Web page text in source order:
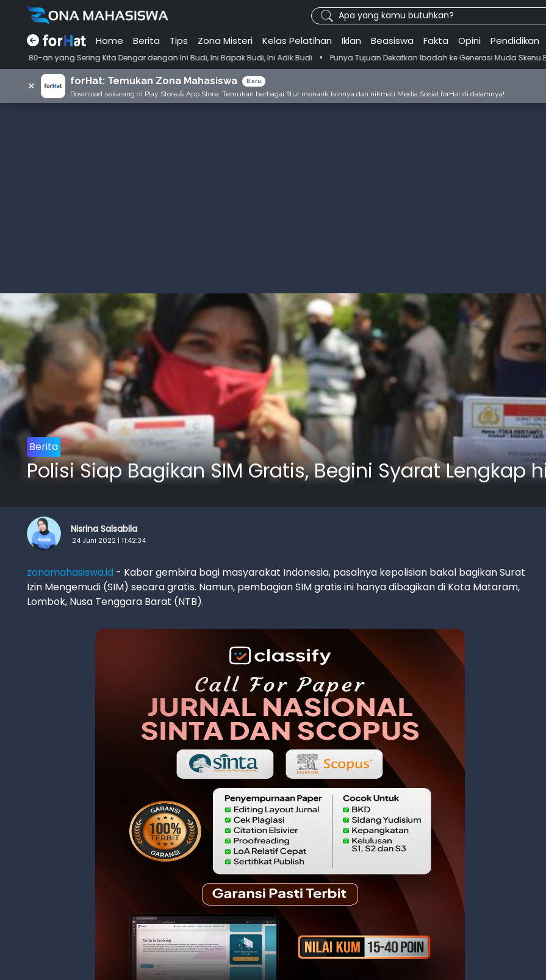
Apa yang kamu butuhkan?
Home Berita Tips Zona Misteri Kelas Pelatihan Iklan Beasiswa Fakta Opini Pendidikan
Kita Dengar dengan Ini Budi, Ini Bapak Budi, Ini Adik Budi • Punya Tujuan Dekatkan Ibadah ke Generasi Muda Skenu Bikin Panduan
× forHat: Temukan Zona Mahasiswa Baru
Download sekarang di Play Store & App Store. Temukan berbagai fitur menarik lainnya dan nikmati Media Sosial forHat di dalamnya!
Berita
Polisi Siap Bagikan SIM Gratis, Begini Syarat Lengkap
Nisrina Salsabila
24 Juni 2022 | 11:42:34
zonamahasiswa.id - Kabar gembira bagi masyarakat Indonesia, pasalnya kepolisian bakal bagikan Surat
Izin Mengemudi (SIM) secara gratis. Namun, pembagian SIM gratis ini hanya dibagikan di Kota Mataram,
Lombok, Nusa Tenggara Barat (NTB).